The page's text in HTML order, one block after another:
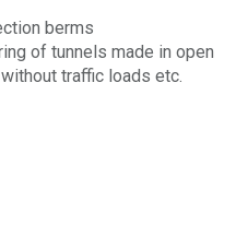
berms
of tunnels made in open
traffic loads etc.